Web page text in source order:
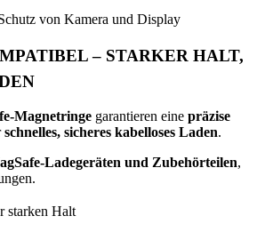
von Kamera und Display
– STARKER HALT,
Magnetringe garantieren eine präzise
schnelles, sicheres kabelloses Laden.
Ladegeräten und Zubehörteilen,
starken Halt